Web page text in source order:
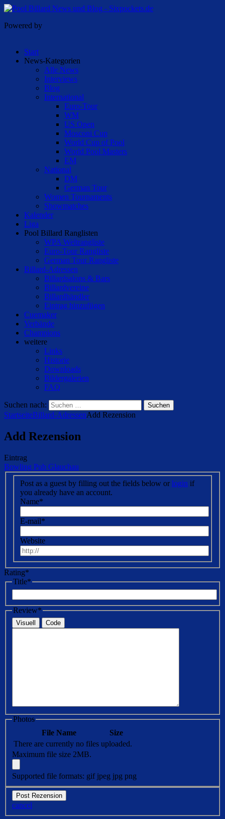
Powered by
Start
News-Kategorien
Alle News
Interviews
Blog
International
Euro-Tour
WM
US Open
Mosconi Cup
World Cup of Pool
World Pool Masters
EM
National
DM
German Tour
Women Tournaments
Showmatches
Kalender
Liga
Pool Billard Ranglisten
WPA Weltrangliste
Euro-Tour Rangliste
German Tour Rangliste
Billard-Adressen
Billardsalons & Bars
Billardvereine
Billardhändler
Eintrag hinzufügen
Cuemaker
Verbände
Champions
weitere
Links
Historie
Downloads
Bildergalerien
FAQ
Suchen nach:
StartseiteBillard-AdressenAdd Rezension
Add Rezension
Eintrag
Bowling Pub Glauchau
Post as a guest by filling out the fields below orlogin if
you already have an account.
Name*
E-mail*
Website
Rating*
Title*
Review*
Visuell Code
Photos
File Name
Size
There are currently no files uploaded.
Maximum file size 2MB.
Supported file formats: gif jpeg jpg png
cancel